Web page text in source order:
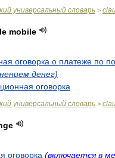
универсальный словарь >
mobile
оговорка о платеже по
денег)
оговорка
универсальный словарь >
оговорка (включается в